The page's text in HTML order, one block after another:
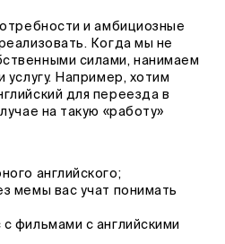
и амбициозные
Когда мы не
силами, нанимаем
услугу. Например, хотим
для переезда в
на такую «работу»
английского;
мемы вас учат понимать
фильмами с английскими